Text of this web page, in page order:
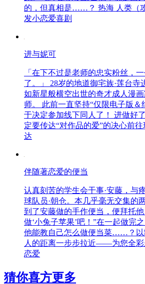
的，但真相是……？ 热海 人类（
发小恋爱喜剧
进与妮可
「在下不过是老师的忠实粉丝，
了。」 28岁的地道御宅族·莲台寺
如新星般横空出世的奇才成人漫
师。 此前一直坚持“仅限电子版＆
于决定参加线下同人了！ 进做好
定要传达“对作品的爱”的决心前
达
伴随著恋爱的便当
认真刻苦的学生会干事·安藤，与
球队员·朝仓。本几乎毫无交集的
到了安藤做的手作便当，便拜托
做‘小兔子苹果’吧！”在一起做完
他能教自己怎么做便当菜……？以
人的距离一步步拉近——为您全彩
恋爱
猜你喜方更多